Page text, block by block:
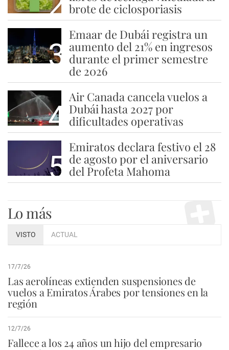
brote de ciclosporiasis
3
Emaar de Dubái registra un
aumento del 21% en ingresos
durante el primer semestre
de 2026
4
Air Canada cancela vuelos a
Dubái hasta 2027 por
dificultades operativas
5
Emiratos declara festivo el 28
de agosto por el aniversario
del Profeta Mahoma
Lo más
VISTO ACTUAL
17/7/26
Las aerolíneas extienden suspensiones de
vuelos a Emiratos Árabes por tensiones en la
región
12/7/26
Fallece a los 24 años un hijo del empresario